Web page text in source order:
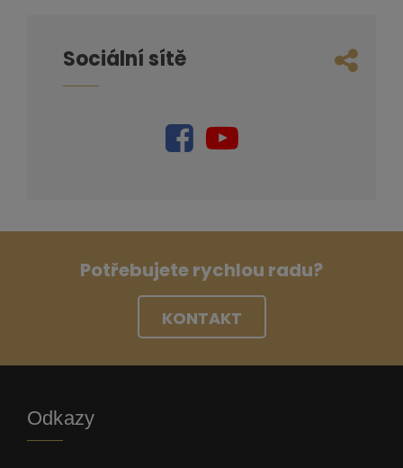
Sociální sítě
Potřebujete rychlou radu?
KONTAKT
Odkazy